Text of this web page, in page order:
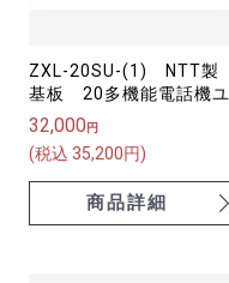
ZXL-20SU-(1) NTT製
基板 20多機能電話機ユ
ニット（スター）
αZXL 【中古】
32,000 円
(税込 35,200円)
商品詳細